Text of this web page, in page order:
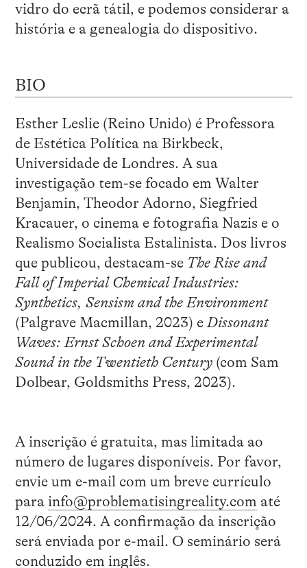
vidro do ecrã tátil, e podemos considerar a
história e a genealogia do dispositivo.
BIO
Esther Leslie (Reino Unido) é Professora
de Estética Política na Birkbeck,
Universidade de Londres. A sua
investigação tem-se focado em Walter
Benjamin, Theodor Adorno, Siegfried
Kracauer, o cinema e fotografia Nazis e o
Realismo Socialista Estalinista. Dos livros
que publicou, destacam-se The Rise and
Fall of Imperial Chemical Industries:
Synthetics, Sensism and the Environment
(Palgrave Macmillan, 2023) eDissonant
Waves: Ernst Schoen and Experimental
Sound in the Twentieth Century(com Sam
Dolbear, Goldsmiths Press, 2023).
A inscrição é gratuita, mas limitada ao
número de lugares disponíveis. Por favor,
envie um e-mail com um breve currículo
para info@problematisingreality.com até
12/06/2024. A confirmação da inscrição
será enviada por e-mail. O seminário será
conduzido em inglês.